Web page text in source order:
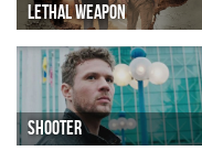
LETHAL WEAPON
SHOOTER